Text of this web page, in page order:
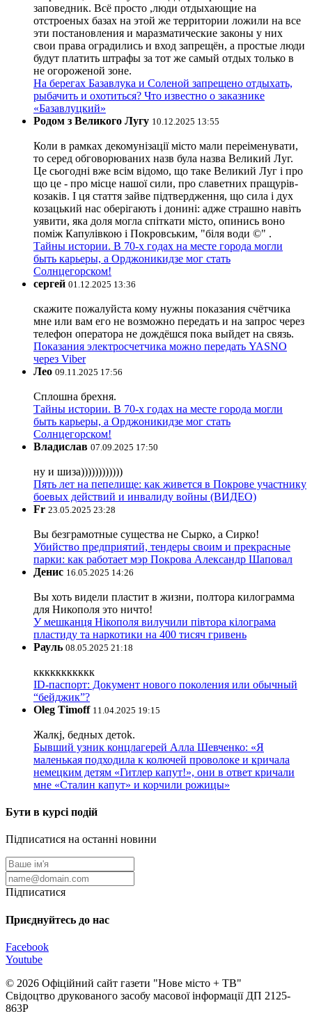
заповедник. Всё просто ,люди отдыхающие на
отстроеных базах на этой же территории ложили на все
эти постановления и маразматические законы у них
свои права оградились и вход запрещён, а простые люди
будут платить штрафы за тот же самый отдых только в
не огороженой зоне.
На берегах Базавлука и Соленой запрещено отдыхать,
рыбачить и охотиться? Что известно о заказнике
«Базавлуцкий»
Родом з Великого Лугу 10.12.2025 13:55
Коли в рамках декомунізації місто мали переіменувати,
то серед обговорюваних назв була назва Великий Луг.
Це сьогодні вже всім відомо, що таке Великий Луг і про
що це - про місце нашої сили, про славетних пращурів-
козаків. І ця стаття зайве підтвердження, що сила і дух
козацький нас оберігають і донині: адже страшно навіть
уявити, яка доля могла спіткати місто, опинись воно
поміж Капулівкою і Покровським, "біля води ©" .
Тайны истории. В 70-х годах на месте города могли
быть карьеры, а Орджоникидзе мог стать
Солнцегорском!
сергей 01.12.2025 13:36
скажите пожалуйста кому нужны показания счётчика
мне или вам его не возможно передать и на запрос через
телефон оператора не дождёшся пока выйдет на связь.
Показания электросчетчика можно передать YASNO
через Viber
Лео 09.11.2025 17:56
Сплошна брехня.
Тайны истории. В 70-х годах на месте города могли
быть карьеры, а Орджоникидзе мог стать
Солнцегорском!
Владислав 07.09.2025 17:50
ну и шиза))))))))))))
Пять лет на пепелище: как живется в Покрове участнику
боевых действий и инвалиду войны (ВИДЕО)
Fr 23.05.2025 23:28
Вы безграмотные существа не Сырко, а Сирко!
Убийство предприятий, тендеры своим и прекрасные
парки: как работает мэр Покрова Александр Шаповал
Денис 16.05.2025 14:26
Вы хоть видели пластит в жизни, полтора килограмма
для Никополя это ничто!
У мешканця Нікополя вилучили півтора кілограма
пластиду та наркотики на 400 тисяч гривень
Рауль 08.05.2025 21:18
ккккккккккк
ID-паспорт: Документ нового поколения или обычный
“бейджик”?
Oleg Timoff 11.04.2025 19:15
Жалкj, бедных детok.
Бывший узник концлагерей Алла Шевченко: «Я
маленькая подходила к колючей проволоке и кричала
немецким детям «Гитлер капут!», они в ответ кричали
мне «Сталин капут» и корчили рожицы»
Бути в курсі подій
Підписатися на останні новини
Підписатися
Приєднуйтесь до нас
Facebook
Youtube
© 2026 Офіційний сайт газети "Нове мiсто + ТВ"
Свідоцтво друкованого засобу масової інформації ДП 2125-
863Р